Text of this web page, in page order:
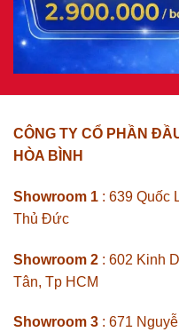
CÔNG TY CỔ PHẦN
HÒA BÌNH
Showroom 1 : 639 Quốc
Thủ Đức
Showroom 2 : 602 Kinh
Tân, Tp HCM
Showroom 3 : 671